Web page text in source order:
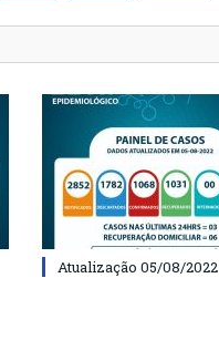
Atualização 05/08/2022